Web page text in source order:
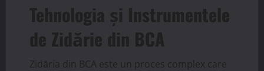
Tehnologia și Instrumentele
de Zidărie din BCA
Zidăria din BCA este un proces complex care